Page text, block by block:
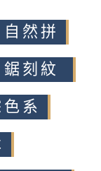
然拼
刻紋
系